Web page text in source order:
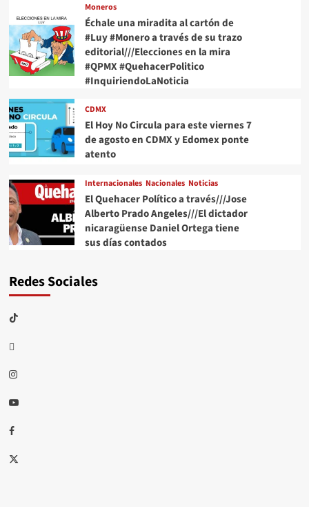
Moneros
Échale una miradita al cartón de
#Luy #Monero a través de su trazo
editorial///Elecciones en la mira
#QPMX #QuehacerPolitico
#InquiriendoLaNoticia
CDMX
El Hoy No Circula para este viernes 7
de agosto en CDMX y Edomex ponte
atento
Internacionales Nacionales Noticias
El Quehacer Político a través///Jose
Alberto Prado Angeles///El dictador
nicaragüense Daniel Ortega tiene
sus días contados
Redes Sociales
TikTok
threads
Instagram
Youtube
Facebook
X